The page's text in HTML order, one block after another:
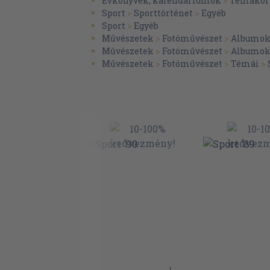
Kövesdi Viktor: A hatodik: Kőbán Rita
Bocsák Miklós: A hetedik: Horváth Csaba,
György
Büszkék vagyunk - Olimpiai érmeseink és
Farkasházy Tivadar: Napló kedveseimnek
Megyesi Gusztáv: A város bombája
Sport > Sporttörténet > Egyéb
Sport > Egyéb
Művészetek > Fotóművészet > Albumok
Művészetek > Fotóművészet > Albumok
Művészetek > Fotóművészet > Témái >